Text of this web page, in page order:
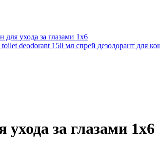
ухода за глазами 1х6
deodorant 150 мл спрей дезодорант для
за глазами 1х6